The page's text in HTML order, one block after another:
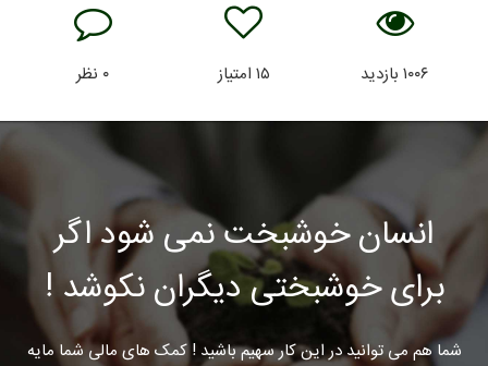
۱۰۰۶بازدید ۱۵ امتیاز ۰ نظر
انسان خوشبخت نمی شود اگر
برای خوشبختی دیگران نکوشد !
شما هم می توانید در این کار سهیم باشید ! کمک های مالی شما مایه